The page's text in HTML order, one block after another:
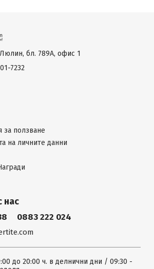
бл. 789А, офис 1
7232
за ползване
на личните данни
нас
0883 222 024
до 20:00 ч. в делнични дни / 09:30 -